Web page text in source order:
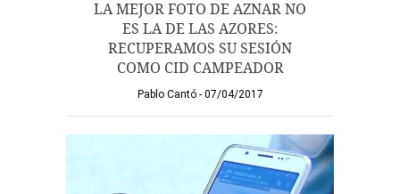
LA MEJOR FOTO DE AZNAR NO
ES LA DE LAS AZORES:
RECUPERAMOS SU SESIÓN
COMO CID CAMPEADOR
Pablo Cantó 07/04/2017